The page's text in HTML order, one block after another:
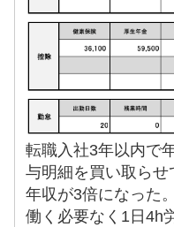
転職入社3年以内で
与明細を買い取らせ
年収が3倍になった
働く必要なく1日4h